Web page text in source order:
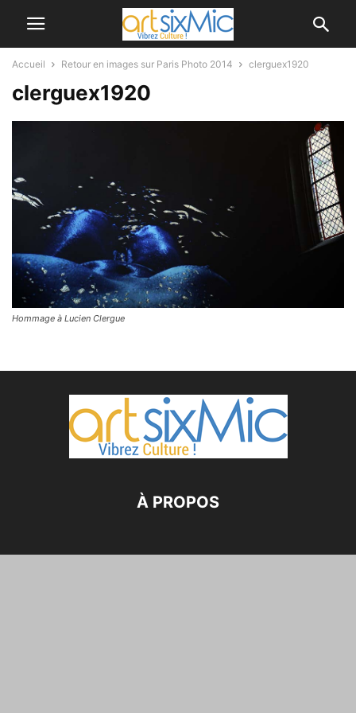
Accueil Retour en images sur Paris Photo 2014 clerguex1920
clerguex1920
Hommage à Lucien Clergue
À PROPOS